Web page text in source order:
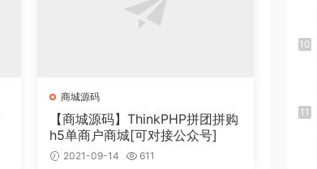
商城源码
【商城源码】ThinkPHP拼团拼购
h5单商户商城[可对接公众号]
2021-09-14 611
10
11